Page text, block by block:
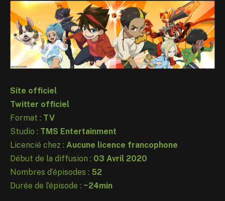
Site officiel
Twitter officiel
Format : TV
Studio : TMS Entertainment
Licencié chez : Aucune licence francophone
Début de la diffusion : 03 Avril 2020
Nombres d’épisodes : 52
Durée de l’épisode : ~24min